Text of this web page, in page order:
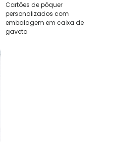
Cartões de pôquer
personalizados com
embalagem em caixa de
gaveta